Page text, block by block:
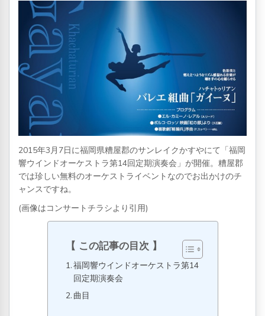
2015年3月7日に福岡県糟屋郡のサンレイクかすやにて「福岡
響ウインドオーケストラ第14回定期演奏会」が開催。糟屋郡
では珍しい無料のオーケストライベントなのでお出かけのチ
ャンスですね。
(画像はコンサートチラシより引用)
この記事の目次
福岡響ウインドオーケストラ第14
回定期演奏会
曲目